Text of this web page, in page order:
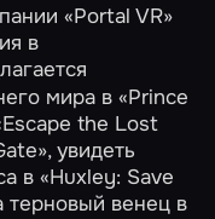
«Portal VR»
в
мира в«Prince
the Lost
, увидеть
в«Huxley: Save
терновый венец в